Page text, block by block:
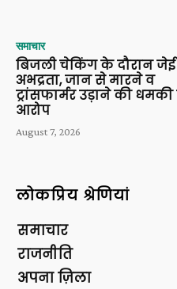
समाचार
बिजली चेकिंग के दौरान
अभद्रता, जान से मारने व
ट्रांसफार्मर उड़ाने की
आरोप
August 7, 2026
लोकप्रिय श्रेणियां
समाचार
राजनीति
अपना ज़िला